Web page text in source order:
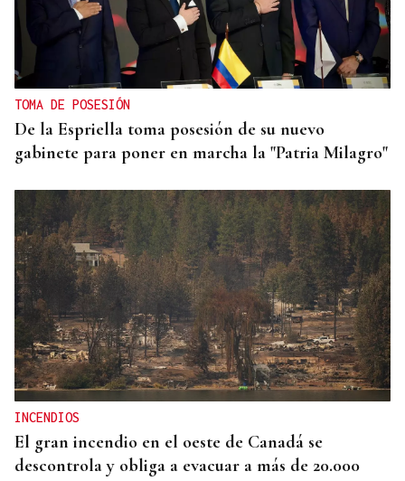
TOMA DE POSESIÓN
De la Espriella toma posesión de su nuevo
gabinete para poner en marcha la "Patria Milagro"
INCENDIOS
El gran incendio en el oeste de Canadá se
descontrola y obliga a evacuar a más de 20.000